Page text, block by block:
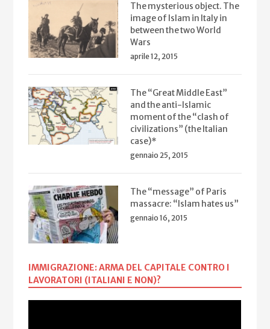
The mysterious object. The
image of Islam in Italy in
between the two World
Wars
aprile 12, 2015
The “Great Middle East”
and the anti-Islamic
moment of the “clash of
civilizations” (the Italian
case)*
gennaio 25, 2015
The “message” of Paris
massacre: “Islam hates us”
gennaio 16, 2015
IMMIGRAZIONE: ARMA DEL CAPITALE CONTRO I
LAVORATORI (ITALIANI E NON)?